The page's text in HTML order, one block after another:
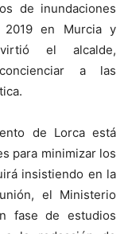
de inundaciones
en Murcia y
el alcalde,
a las
de Lorca está
para minimizar los
insistiendo en la
el Ministerio
fase de estudios